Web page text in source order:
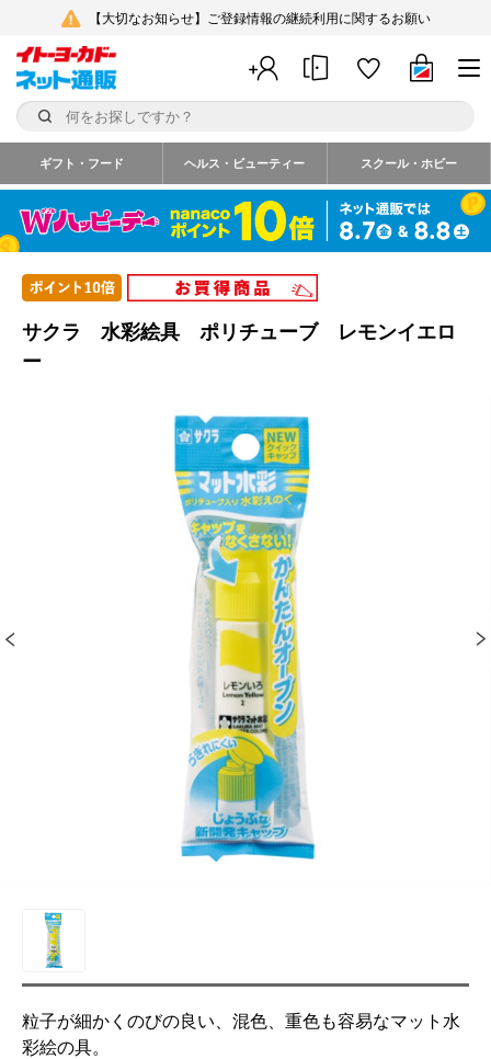
【大切なお知らせ】ご登録情報の継続利用に関するお願い
ギフト・フード ヘルス・ビューティー スクール・ホビー
サクラ 水彩絵具 ポリチューブ レモンイエロ
ー
粒子が細かくのびの良い、混色、重色も容易なマット水
彩絵の具。